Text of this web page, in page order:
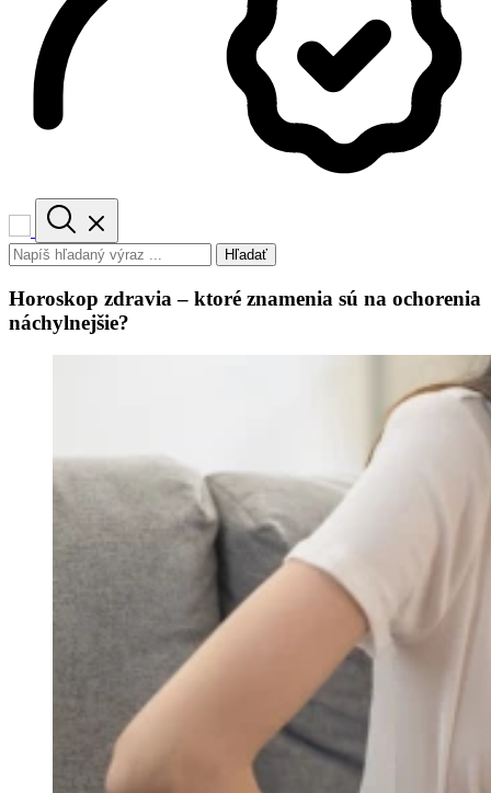
Hľadať
Horoskop zdravia – ktoré znamenia sú na ochorenia
náchylnejšie?